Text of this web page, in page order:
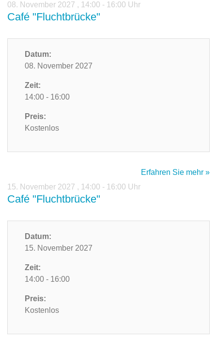
08. November 2027 , 14:00 - 16:00 Uhr
Café "Fluchtbrücke"
Datum:
08. November 2027
Zeit:
14:00 - 16:00
Preis:
Kostenlos
Erfahren Sie mehr »
15. November 2027 , 14:00 - 16:00 Uhr
Café "Fluchtbrücke"
Datum:
15. November 2027
Zeit:
14:00 - 16:00
Preis:
Kostenlos